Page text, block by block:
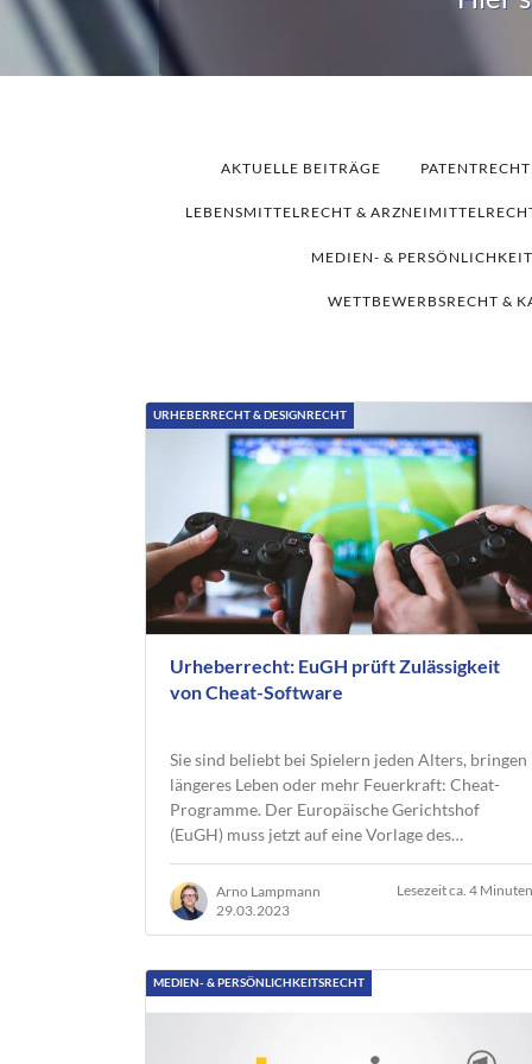
AKTUELLE BEITRÄGE PATENTRECHT
LEBENSMITTELRECHT &
MEDIEN- &
WETTBEWERBSRECHT &
Urheberrecht: EuGH prüft Zulässigkeit
von Cheat-Software
Sie sind beliebt bei Spielern jeden Alters, bringen
längeres Leben oder mehr Feuerkraft: Cheat-
Programme. Der Europäische Gerichtshof
(EuGH) muss jetzt auf eine Vorlage des…
Arno Lampmann
29.03.2023
Lesezeit ca. 4
URHEBERRECHT & DESIGNRECHT
MEDIEN- & PERSÖNLICHKEITSRECHT